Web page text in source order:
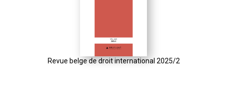
Revue belge de droit international 2025/2